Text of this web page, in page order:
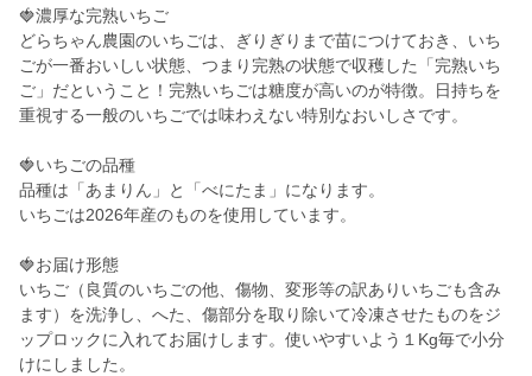
🍓濃厚な完熟いちご
どらちゃん農園のいちごは、ぎりぎりまで苗につけておき、いち
ごが一番おいしい状態、つまり完熟の状態で収穫した「完熟いち
ご」だということ！完熟いちごは糖度が高いのが特徴。日持ちを
重視する一般のいちごでは味わえない特別なおいしさです。
🍓いちごの品種
品種は「あまりん」と「べにたま」になります。
いちごは2026年産のものを使用しています。
🍓お届け形態
いちご（良質のいちごの他、傷物、変形等の訳ありいちごも含み
ます）を洗浄し、へた、傷部分を取り除いて冷凍させたものをジ
ップロックに入れてお届けします。使いやすいよう１Kg毎で小分
けにしました。